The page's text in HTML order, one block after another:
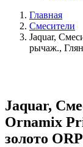
Главная
Смесители
Jaquar,
рычаж.,
Jaquar,
Ornamix
золото